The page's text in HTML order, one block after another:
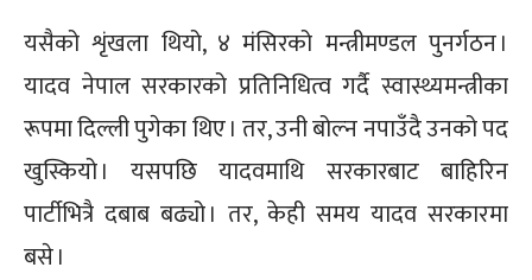
यसैको शृंखला थियो, ४ मंसिरको मन्त्रीमण्डल पुनर्गठन ।
यादव नेपाल सरकारको प्रतिनिधित्व गर्दै स्वास्थ्यमन्त्रीका
रूपमा दिल्ली पुगेका थिए । तर, उनी बोल्न नपाउँदै उनको पद
खुस्कियो । यसपछि यादवमाथि सरकारबाट बाहिरिन
पार्टीभित्रै दबाब बढ्यो । तर, केही समय यादव सरकारमा
बसे ।